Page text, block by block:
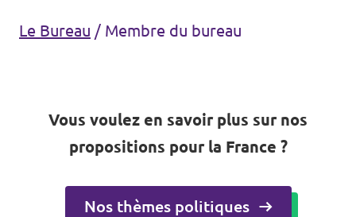
Adhérer
Le Bureau / Membre du bureau
Vous voulez en savoir plus sur nos
propositions pour la France ?
Nos thèmes politiques